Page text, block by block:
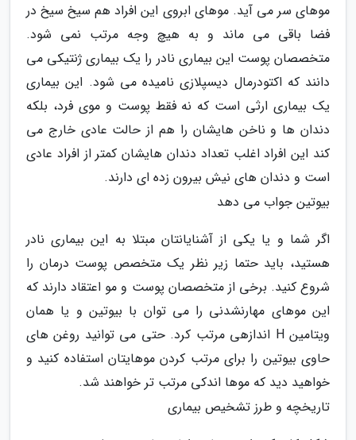
موهای سر می آید. موهای ابروی این افراد هم سیخ سیخ در
فضا باقی می ماند و به هیچ وجه مرتب نمی شود.
متخصصان پوست این بیماری نادر را یک بیماری ژنتیکی می
دانند که اکتودرمال دیسپلازی نامیده می شود. این بیماری
یک بیماری ارثی است که نه فقط پوست و موی فرد، بلکه
دندان ها و ناخن هایشان را هم از حالت عادی خارج می
کند این افراد اغلب تعداد دندان هایشان کمتر از افراد عادی
است و دندان های نیش بیرون زده ای دارند.
بیوتین جواب می دهد
اگر شما و یا یکی از آشنایانتان مبتلا به این بیماری نادر
هستید، باید حتما زیر نظر یک متخصص پوست درمان را
شروع کنید. برخی از متخصصان پوست و مو اعتقاد دارند که
این موهای مهارنشدنی را می توان با بیوتین و یا همان
ویتامین H اندازهی مرتب کرد. حتی می توانید روغن های
حاوی بیوتین را برای مرتب کردن موهایتان استفاده کنید و
خواهید دید که موها اندکی مرتب تر خواهند شد.
تاریخچه و طرز تشخیص بیماری